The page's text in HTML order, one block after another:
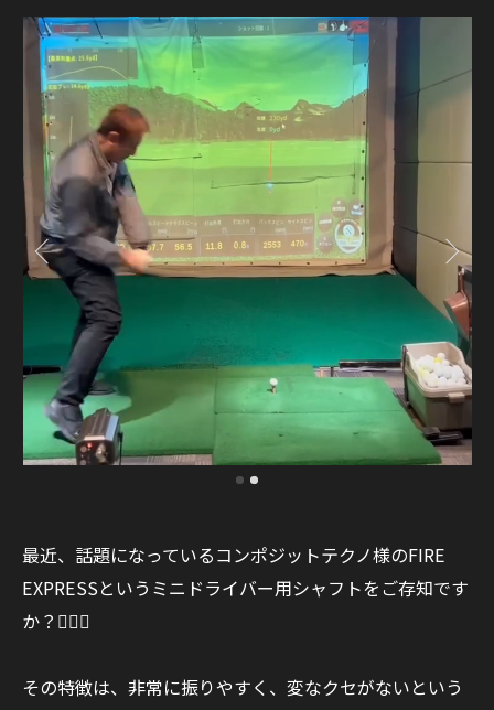
最近、話題になっているコンポジットテクノ様のFIRE
EXPRESSというミニドライバー用シャフトをご存知です
か？🏌️‍♂️✨
その特徴は、非常に振りやすく、変なクセがないという